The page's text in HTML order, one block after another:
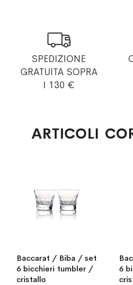

SPEDIZIONE
GRATUITA SOPRA
I 130 €
ARTICOLI
Baccarat / Biba / set
6 bicchieri tumbler /
cristallo
6